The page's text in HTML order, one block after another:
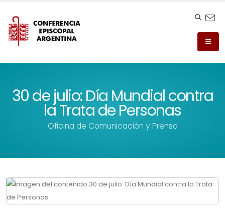
30 de julio: Día Mundial contra
la Trata de Personas
Oficina de Comunicación y Prensa